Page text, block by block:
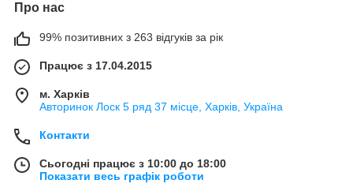
Про нас
99% позитивних з 263 відгуків за рік
Працює з 17.04.2015
м. Харків
Авторинок Лоск 5 ряд 37 місце, Харків, Україна
Контакти
Сьогодні працює з 10:00 до 18:00
Показати весь графік роботи